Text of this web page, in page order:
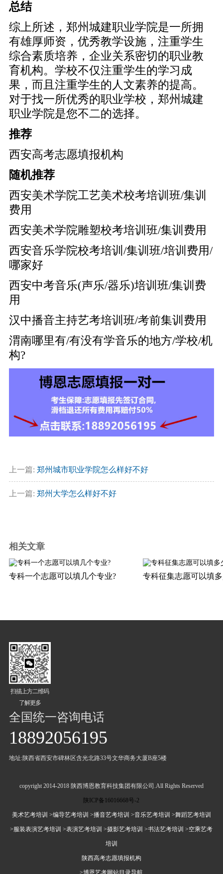
总结
综上所述，郑州城建职业学院是一所拥
有雄厚师资，优秀教学设施，注重学生
综合素质培养，企业关系密切的职业教
育机构。学校不仅注重学生的学习成
果，而且注重学生的人文素养的提高。
对于找一所优秀的职业学校，郑州城建
职业学院是您不二的选择。
推荐
西安高考志愿填报机构
随机推荐
西安美术学院工艺美术校考培训班/集训
费用
西安美术学院雕塑校考培训班/集训费用
西安音乐学院校考培训/集训班/培训费用/
哪家好
西安中考音乐(声乐/器乐)培训班/集训费
用
汉中播音主持艺考培训班/考前集训费用
渭南哪里有/有没有学音乐的地方/学校/机
构?
上一篇: 郑州城市职业学院怎么样好不好
上一篇: 郑州大学怎么样好不好
相关文章
专科一个志愿可以填几个专业? 专科征集志愿可以填
扫描上方二维码
了解更多
全国统一咨询电话
18892056195
地址:陕西省西安市碑林区含光北路33号文华商务大厦B座5楼
copyright 2014-2018 陕西博恩教育科技集团有限公司.All Rights Reserved
陕ICP备16016668号-2
美术艺考培训 >编导艺考培训 >播音艺考培训 >音乐艺考培训 >舞蹈艺考培训
>服装表演艺考培训 >表演艺考培训 >摄影艺考培训 >书法艺考培训 >空乘艺考
培训
陕西高考志愿填报机构
>博恩艺考网站目录导航